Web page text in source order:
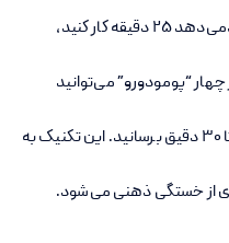
این تکنیک به شما یادمی‌دهد ۲۵ دقیقه کار کنید،
چهار “پومودورو” می‌توانید
استراحتان را بیشتر کنید برای مثال به 15 تا 30 دقیق برسانید. این تکنیک به
از خستگی ذهنی می‌شود.